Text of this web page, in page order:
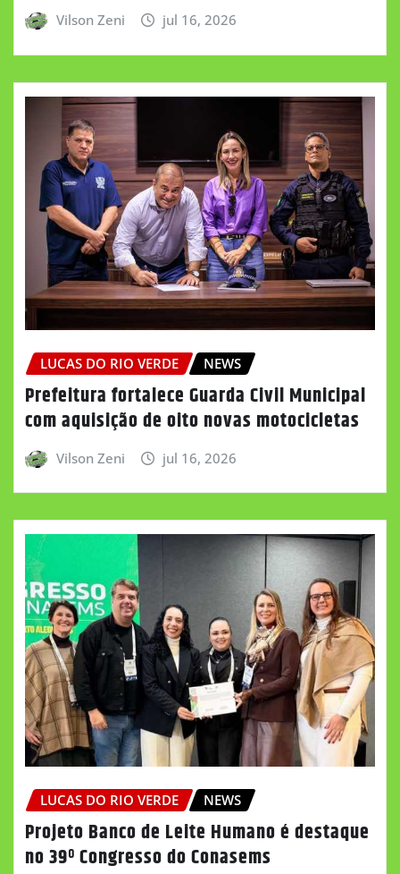
Vilson Zeni jul 16, 2026
LUCAS DO RIO VERDE NEWS
Prefeitura fortalece Guarda Civil Municipal
com aquisição de oito novas motocicletas
Vilson Zeni jul 16, 2026
LUCAS DO RIO VERDE NEWS
Projeto Banco de Leite Humano é destaque
no 39º Congresso do Conasems